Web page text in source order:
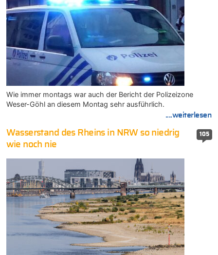
Wie immer montags war auch der Bericht der Polizeizone
Weser-Göhl an diesem Montag sehr ausführlich.
....weiterlesen
105
Wasserstand des Rheins in NRW so niedrig
wie noch nie